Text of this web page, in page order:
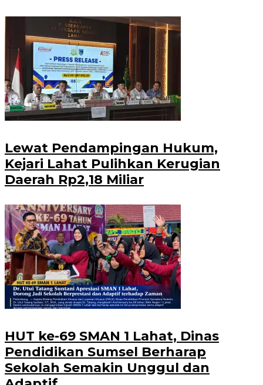
Lewat Pendampingan Hukum,
Kejari Lahat Pulihkan Kerugian
Daerah Rp2,18 Miliar
HUT ke-69 SMAN 1 Lahat, Dinas
Pendidikan Sumsel Berharap
Sekolah Semakin Unggul dan